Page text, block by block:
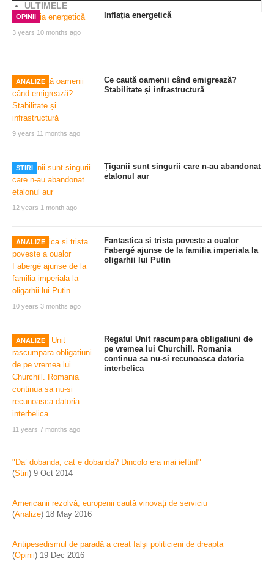
ULTIMELE
OPINII
3 years 10 months ago
Inflația energetică
ANALIZE
9 years 11 months ago
Ce caută oamenii când emigrează?
Stabilitate și infrastructură
STIRI
12 years 1 month ago
Țiganii sunt singurii care n-au abandonat
etalonul aur
ANALIZE
10 years 3 months ago
Fantastica si trista poveste a oualor
Fabergé ajunse de la familia imperiala la
oligarhii lui Putin
ANALIZE
11 years 7 months ago
Regatul Unit rascumpara obligatiuni de
pe vremea lui Churchill. Romania
continua sa nu-si recunoasca datoria
interbelica
"Da’ dobanda, cat e dobanda? Dincolo era mai ieftin!"
(Stiri) 9 Oct 2014
Americanii rezolvă, europenii caută vinovați de serviciu
(Analize) 18 May 2016
Antipesedismul de paradă a creat falşi politicieni de dreapta
(Opinii) 19 Dec 2016